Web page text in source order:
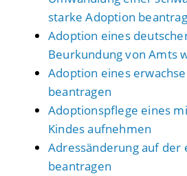
starke Adoption
Adoption eines
Beurkundung von Amts
Adoption eines
beantragen
Adoptionspflege eines
Kindes aufnehmen
Adressänderung auf der
beantragen